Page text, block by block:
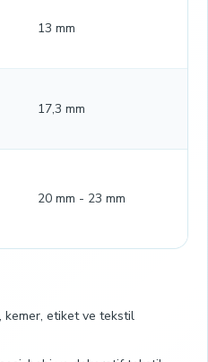
13 mm
17,3 mm
20 mm - 23 mm
kemer, etiket ve tekstil